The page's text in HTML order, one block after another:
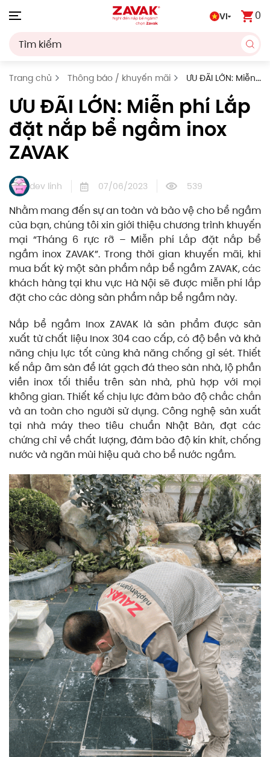
VI 0
Trang chủ Thông báo / khuyến mãi
ƯU ĐÃI LỚN: Miễn
phí Lắp đặt nắp bể ngầm inox ZAVAK
ƯU ĐÃI LỚN: Miễn phí Lắp
đặt nắp bể ngầm inox
ZAVAK
dev linh 07/06/2023 539
Nhằm mang đến sự an toàn và bảo vệ cho bể ngầm
của bạn, chúng tôi xin giới thiệu chương trình khuyến
mại “Tháng 6 rực rỡ – Miễn phí Lắp đặt nắp bể
ngầm inox ZAVAK”. Trong thời gian khuyến mãi, khi
mua bất kỳ một sản phẩm nắp bể ngầm ZAVAK, các
khách hàng tại khu vực Hà Nội sẽ được miễn phí lắp
đặt cho các dòng sản phẩm nắp bể ngầm này.
Nắp bể ngầm Inox ZAVAK là sản phẩm được sản
xuất từ chất liệu Inox 304 cao cấp, có độ bền và khả
năng chịu lực tốt cùng khả năng chống gỉ sét. Thiết
kế nắp âm sàn để lát gạch đá theo sàn nhà, lộ phần
viền inox tối thiểu trên sàn nhà, phù hợp với mọi
không gian. Thiết kế chịu lực đảm bảo độ chắc chắn
và an toàn cho người sử dụng. Công nghệ sản xuất
tại nhà máy theo tiêu chuẩn Nhật Bản, đạt các
chứng chỉ về chất lượng, đảm bảo độ kín khít, chống
nước và ngăn mùi hiệu quả cho bể nước ngầm.